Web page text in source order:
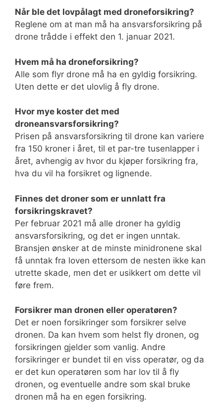
Når ble det lovpålagt med droneforsikring?
Reglene om at man må ha ansvarsforsikring på
drone trådde i effekt den 1. januar 2021.
Hvem må ha droneforsikring?
Alle som flyr drone må ha en gyldig forsikring.
Uten dette er det ulovlig å fly drone.
Hvor mye koster det med
droneansvarsforsikring?
Prisen på ansvarsforsikring til drone kan variere
fra 150 kroner i året, til et par-tre tusenlapper i
året, avhengig av hvor du kjøper forsikring fra,
hva du vil ha forsikret og lignende.
Finnes det droner som er unnlatt fra
forsikringskravet?
Per februar 2021 må alle droner ha gyldig
ansvarsforsikring, og det er ingen unntak.
Bransjen ønsker at de minste minidronene skal
få unntak fra loven ettersom de nesten ikke kan
utrette skade, men det er usikkert om dette vil
føre frem.
Forsikrer man dronen eller operatøren?
Det er noen forsikringer som forsikrer selve
dronen. Da kan hvem som helst fly dronen, og
forsikringen gjelder som vanlig. Andre
forsikringer er bundet til en viss operatør, og da
er det kun operatøren som har lov til å fly
dronen, og eventuelle andre som skal bruke
dronen må ha en egen forsikring.